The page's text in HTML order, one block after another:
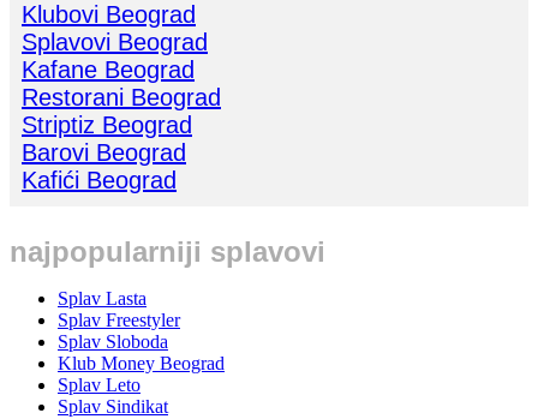
Klubovi Beograd
Splavovi Beograd
Kafane Beograd
Restorani Beograd
Striptiz Beograd
Barovi Beograd
Kafići Beograd
najpopularniji splavovi
Splav Lasta
Splav Freestyler
Splav Sloboda
Klub Money Beograd
Splav Leto
Splav Sindikat